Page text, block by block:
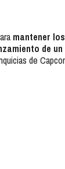
mantener
de
de